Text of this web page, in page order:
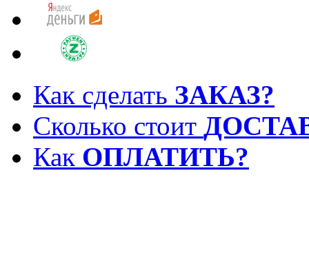
Как сделать ЗАКАЗ?
Сколько стоит
Как ОПЛАТИТЬ?